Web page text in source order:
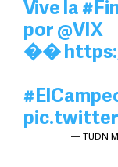
Vive la
por @VIX
��
— TUDN